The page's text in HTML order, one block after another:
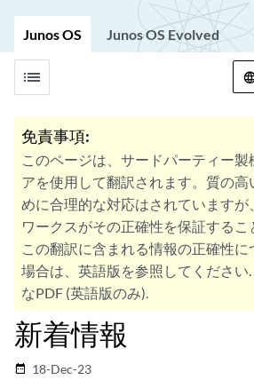
Junos OS Junos OS Evolved
list
免責事項:
このページは、サードパーティー製
アを使用して翻訳されます。質の高
めに合理的な対応はされていますが
ワークスがその正確性を保証するこ
この翻訳に含まれる情報の正確性に
場合は、英語版を参照してください
なPDF (英語版のみ).
新着情報
date_range 18-Dec-23